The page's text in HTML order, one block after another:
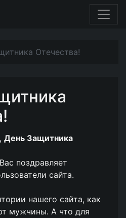
Отечества!
День Защитника
поздравляет
сайта.
нашего сайта, как
мужчины. А что для